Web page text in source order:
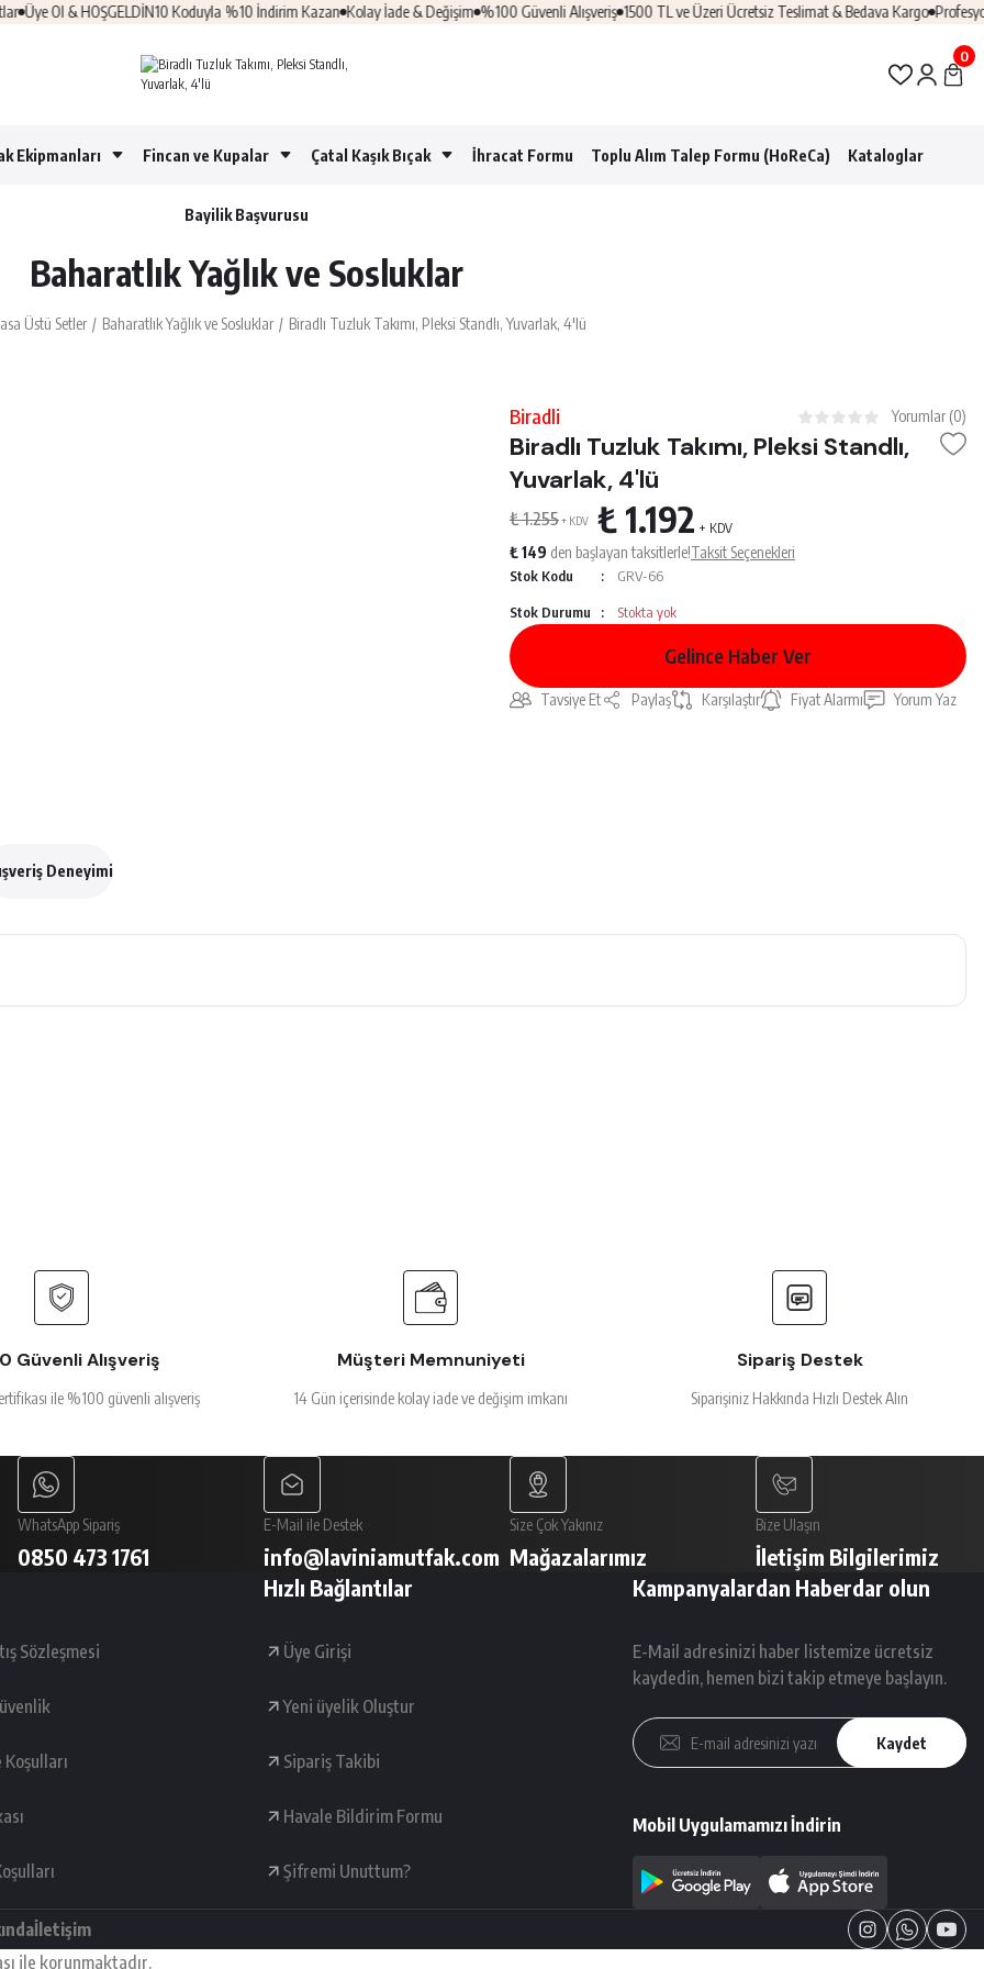
& HOŞGELDİN10 Koduyla %10 İndirim Kazan Kolay İade & Değişim %100 Güvenli Alışveriş 1500 TL ve Üzeri Ücretsiz Teslimat & Bedava Kargo Profesyonel
0
Ekipmanları Fincan ve Kupalar Çatal Kaşık Bıçak İhracat Formu Toplu Alım Talep Formu (HoReCa) Kataloglar
Bayilik Başvurusu
Baharatlık Yağlık ve Sosluklar
Üstü Setler Baharatlık Yağlık ve Sosluklar Biradlı Tuzluk Takımı, Pleksi Standlı, Yuvarlak, 4'lü
Biradli Yorumlar (0)
Biradlı Tuzluk Takımı, Pleksi Standlı,
Yuvarlak, 4'lü
₺ 1.255+ KDV ₺ 1.192 + KDV
₺ 149 den başlayan taksitlerle!Taksit Seçenekleri
Stok Kodu GRV-66
Stok Durumu Stokta yok
Gelince Haber Ver
Tavsiye Et Paylaş Karşılaştır Fiyat Alarmı Yorum Yaz
Deneyimi
Güvenli Alışveriş
ile %100 güvenli alışveriş
Müşteri Memnuniyeti
14 Gün içerisinde kolay iade ve değişim imkanı
Sipariş Destek
Siparişiniz Hakkında Hızlı Destek Alın
WhatsApp Sipariş
0850 473 1761
E-Mail ile Destek
info@laviniamutfak.com
Size Çok Yakınız
Mağazalarımız
Bize Ulaşın
İletişim Bilgilerimiz
Sözleşmesi
Hızlı Bağlantılar
Üye Girişi
Yeni üyelik Oluştur
Sipariş Takibi
Havale Bildirim Formu
Şifremi Unuttum?
Kampanyalardan Haberdar olun
E-Mail adresinizi haber listemize ücretsiz
kaydedin, hemen bizi takip etmeye başlayın.
Kaydet
Mobil Uygulamamızı İndirin
İletişim
ile korunmaktadır.